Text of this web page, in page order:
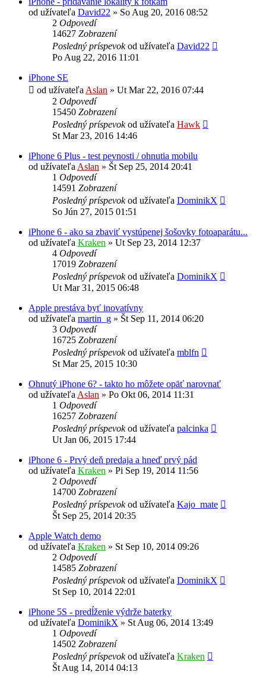
od užívateľa David22 » So Aug 20, 2016 08:52
2 Odpovedí
14627 Zobrazení
Posledný príspevokod užívateľa David22
Po Aug 22, 2016 11:01
iPhone SE
od užívateľa Aslan » Ut Mar 22, 2016 07:44
2 Odpovedí
15450 Zobrazení
Posledný príspevokod užívateľa Hawk
St Mar 23, 2016 14:46
iPhone 6 Plus - test pevnosti / ohnutia mobilu
od užívateľa Aslan » Št Sep 25, 2014 20:41
1 Odpovedí
14591 Zobrazení
Posledný príspevokod užívateľa DominikX
So Jún 27, 2015 01:51
iPhone 6 - ako sa zbaviť vystúpenej šošovky fotoaparátu...
od užívateľa Kraken » Ut Sep 23, 2014 12:37
4 Odpovedí
17019 Zobrazení
Posledný príspevokod užívateľa DominikX
Ut Mar 31, 2015 06:48
Apple prestáva byť inovatívny
od užívateľa martin_g » Št Sep 11, 2014 06:20
3 Odpovedí
16725 Zobrazení
Posledný príspevokod užívateľa mblfn
St Mar 25, 2015 10:30
Ohnutý iPhone 6? - takto ho môžete opäť narovnať
od užívateľa Aslan » Po Okt 06, 2014 11:31
1 Odpovedí
16257 Zobrazení
Posledný príspevokod užívateľa palcinka
Ut Jan 06, 2015 17:44
iPhone 6 - Prvý deň predaja a hneď prvý pád
od užívateľa Kraken » Pi Sep 19, 2014 11:56
2 Odpovedí
14700 Zobrazení
Posledný príspevokod užívateľa Kajo_mate
Št Sep 25, 2014 20:35
Apple Watch demo
od užívateľa Kraken » St Sep 10, 2014 09:26
2 Odpovedí
14585 Zobrazení
Posledný príspevokod užívateľa DominikX
St Sep 10, 2014 22:01
iPhone 5S - predĺženie výdrže baterky
od užívateľa DominikX » St Aug 06, 2014 13:49
1 Odpovedí
14502 Zobrazení
Posledný príspevokod užívateľa Kraken
Št Aug 14, 2014 04:13